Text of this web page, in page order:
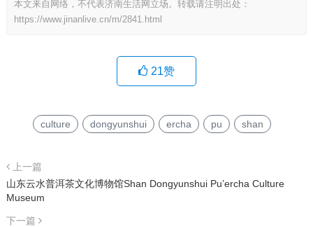
本文来自网络，不代表济南生活网立场。转载请注明出处：
https://www.jinanlive.cn/m/2841.html
21赞
culture dongyunshui ercha pu shan
上一篇
山东云水普洱茶文化博物馆Shan Dongyunshui Pu’ercha Culture
Museum
下一篇